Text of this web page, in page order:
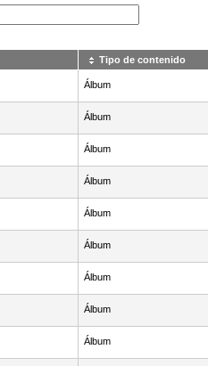
Tipo de contenido
Álbum
Álbum
Álbum
Álbum
Álbum
Álbum
Álbum
Álbum
Álbum